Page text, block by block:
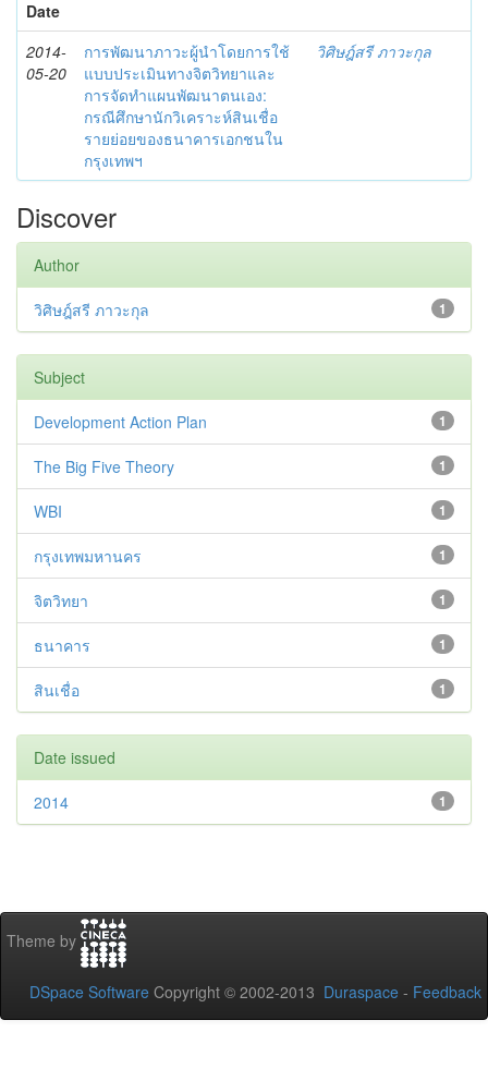
Date
2014-
05-20
การพัฒนาภาวะผู้นำโดยการใช้
แบบประเมินทางจิตวิทยาและ
การจัดทำแผนพัฒนาตนเอง:
กรณีศึกษานักวิเคราะห์สินเชื่อ
รายย่อยของธนาคารเอกชนใน
กรุงเทพฯ
วิศิษฎ์สรี ภาวะกุล
Discover
Author
1
วิศิษฎ์สรี ภาวะกุล
Subject
1
Development Action Plan
1
The Big Five Theory
1
WBI
1
กรุงเทพมหานคร
1
จิตวิทยา
1
ธนาคาร
1
สินเชื่อ
Date issued
1
2014
Theme by
DSpace Software Copyright © 2002-2013 Duraspace - Feedback